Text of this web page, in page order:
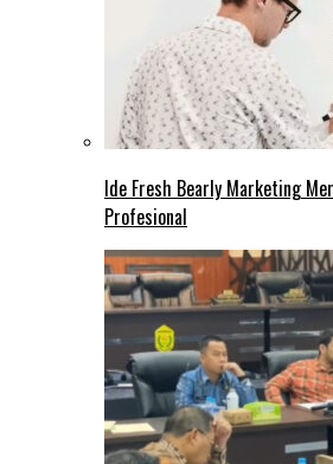
Ide Fresh Bearly Marketing
Profesional